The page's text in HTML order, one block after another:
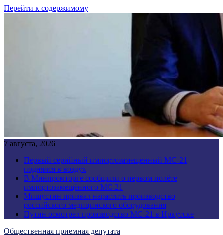
Перейти к содержимому
7 августа, 2026
Первый серийный импортозамещенный МС-21
поднялся в воздух
В Минпромторге сообщили о первом полёте
импортозамещённого МС-21
Мишустин призвал нарастить производство
российского медицинского оборудования
Путин осмотрел производство МС-21 в Иркутске
Общественная приемная депутата